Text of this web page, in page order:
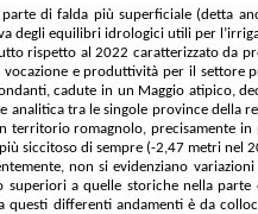
di falda più superficiale (detta
degli equilibri idrologici utili per
rispetto al 2022 caratterizzato da
e produttività per il settore
cadute in un Maggio atipico,
analitica tra le singole province della
territorio romagnolo, precisamente
siccitoso di sempre (-2,47 metri nel
non si evidenziano
superiori a quelle storiche nella
questi differenti andamenti è da